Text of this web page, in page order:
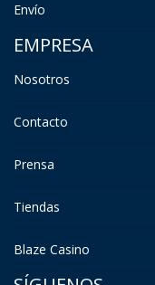
Envío
EMPRESA
Nosotros
Contacto
Prensa
Tiendas
Blaze Casino